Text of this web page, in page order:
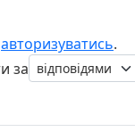
авторизуватись.
за